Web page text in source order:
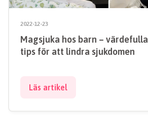
2022-12-23
Magsjuka hos barn – värdefulla
tips för att lindra sjukdomen
Läs artikel